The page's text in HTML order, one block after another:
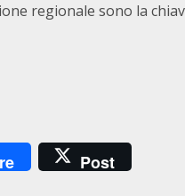
regionale sono la
Post